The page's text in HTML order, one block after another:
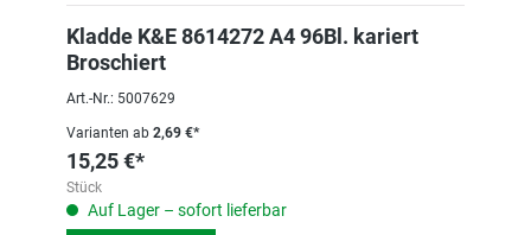
Kladde K&E 8614272 A4 96Bl. kariert
Broschiert
Art.-Nr.: 5007629
Varianten ab 2,69 €*
15,25 €*
Stück
Auf Lager – sofort lieferbar